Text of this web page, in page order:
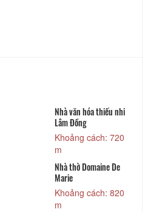
Nhà văn hóa thiếu nhi
Lâm Đồng
Khoảng cách: 720
m
Nhà thờ Domaine De
Marie
Khoảng cách: 820
m